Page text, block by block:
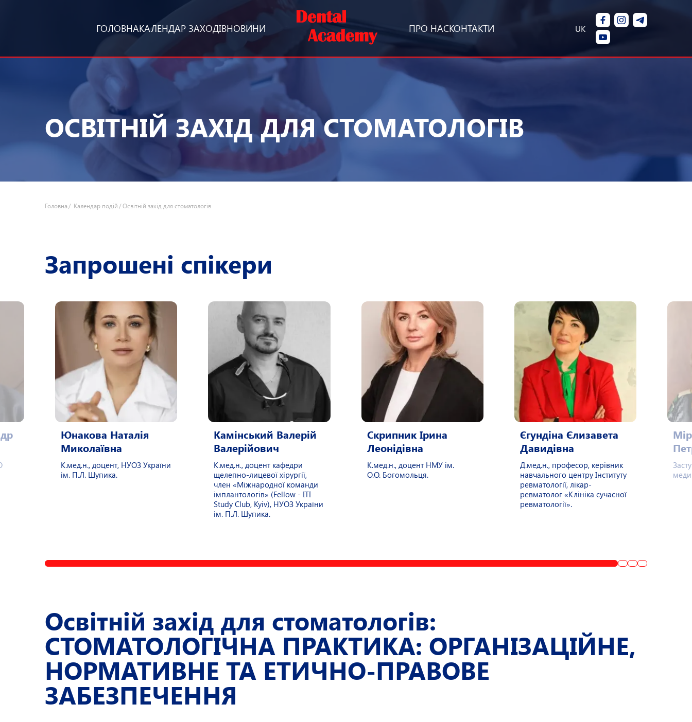
ГОЛОВНАКАЛЕНДАР ЗАХОДІВНОВИНИ ПРО НАСКОНТАКТИ UK
ОСВІТНІЙ ЗАХІД ДЛЯ СТОМАТОЛОГІВ
Головна Календар подій Освітній захід для стоматологів
Запрошені спікери
Юнакова Наталія
Миколаївна
К.мед.н., доцент, НУОЗ України
ім. П.Л. Шупика.
Камінський Валерій
Валерійович
К.мед.н., доцент кафедри
щелепно-лицевої хірургії,
член «Міжнародної команди
імплантологів» (Fellow - ITI
Study Club, Kyiv), НУОЗ України
ім. П.Л. Шупика.
Скрипник Ірина
Леонідівна
К.мед.н., доцент НМУ ім.
О.О. Богомольця.
Єгундіна Єлизавета
Давидівна
Д.мед.н., професор, керівник
навчального центру Інституту
ревматології, лікар-
ревматолог «Клініка сучасної
ревматології».
Освітній захід для стоматологів:
СТОМАТОЛОГІЧНА ПРАКТИКА: ОРГАНІЗАЦІЙНЕ,
НОРМАТИВНЕ ТА ЕТИЧНО-ПРАВОВЕ
ЗАБЕЗПЕЧЕННЯ